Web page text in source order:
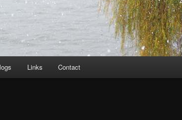
Links Contact